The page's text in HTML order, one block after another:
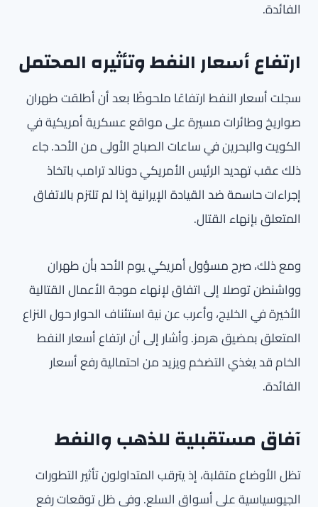
الفائدة.
ارتفاع أسعار النفط وتأثيره المحتمل
سجلت أسعار النفط ارتفاعًا ملحوظًا بعد أن أطلقت طهران
صواريخ وطائرات مسيرة على مواقع عسكرية أمريكية في
الكويت والبحرين في ساعات الصباح الأولى من الأحد. جاء
ذلك عقب تهديد الرئيس الأمريكي دونالد ترامب باتخاذ
إجراءات حاسمة ضد القيادة الإيرانية إذا لم تلتزم بالاتفاق
المتعلق بإنهاء القتال.
ومع ذلك، صرح مسؤول أمريكي يوم الأحد بأن طهران
وواشنطن توصلا إلى اتفاق لإنهاء موجة الأعمال القتالية
الأخيرة في الخليج، وأعرب عن نية استئناف الحوار حول النزاع
المتعلق بمضيق هرمز. وأشار إلى أن ارتفاع أسعار النفط
الخام قد يغذي التضخم ويزيد من احتمالية رفع أسعار
الفائدة.
آفاق مستقبلية للذهب والنفط
تظل الأوضاع متقلبة، إذ يترقب المتداولون تأثير التطورات
الجيوسياسية على أسواق السلع. وفي ظل توقعات رفع